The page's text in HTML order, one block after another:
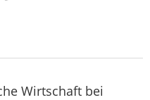
Wirtschaft bei